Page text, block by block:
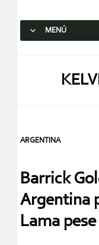
MENÚ
ARGENTINA
Barrick
Argentina
Lama